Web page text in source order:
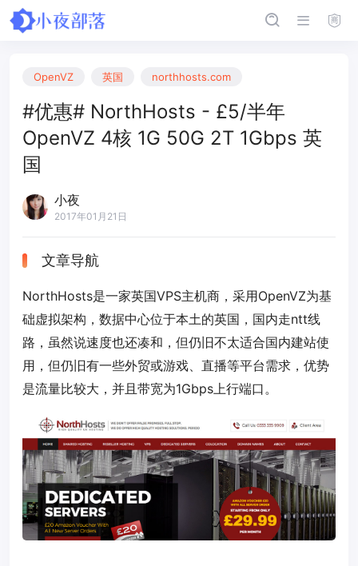
OpenVZ 英国 northhosts.com
#优惠# NorthHosts - £5/半年
OpenVZ 4核 1G 50G 2T 1Gbps 英
国
小夜
2017年01月21日
文章导航
NorthHosts是一家英国VPS主机商，采用OpenVZ为基
础虚拟架构，数据中心位于本土的英国，国内走ntt线
路，虽然说速度也还凑和，但仍旧不太适合国内建站使
用，但仍旧有一些外贸或游戏、直播等平台需求，优势
是流量比较大，并且带宽为1Gbps上行端口。